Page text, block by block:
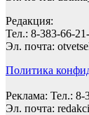
Редакция:
Тел.: 8-383-66-
Эл. почта:
Политика
Реклама: Тел.: 8-
Эл. почта: